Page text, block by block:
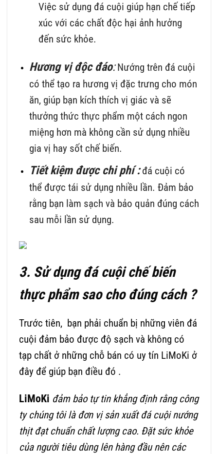
Việc sử dụng đá cuội giúp hạn chế tiếp
xúc với các chất độc hại ảnh hưởng
đến sức khỏe.
Hương vị độc đáo: Nướng trên đá cuội
có thể tạo ra hương vị đặc trưng cho món
ăn, giúp bạn kích thích vị giác và sẽ
thưởng thức thực phẩm một cách ngon
miệng hơn mà không cần sử dụng nhiều
gia vị hay sốt chế biến.
Tiết kiệm được chi phí : đá cuội có
thể được tái sử dụng nhiều lần. Đảm bảo
rằng bạn làm sạch và bảo quản đúng cách
sau mỗi lần sử dụng.
3. Sử dụng đá cuội chế biến
thực phẩm sao cho đúng cách ?
Trước tiên, bạn phải chuẩn bị những viên đá
cuội đảm bảo được độ sạch và không có
tạp chất ở những chỗ bán có uy tín LiMoKi ở
đây để giúp bạn điều đó .
LiMoKi đảm bảo tự tin khẳng định rằng công
ty chúng tôi là đơn vị sản xuất đá cuội nướng
thịt đạt chuẩn chất lượng cao. Đặt sức khỏe
của người tiêu dùng lên hàng đầu nên các